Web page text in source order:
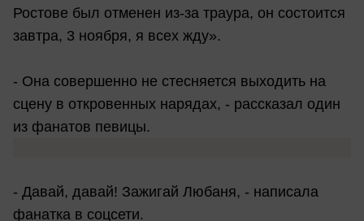
Ростове был отменен из-за траура, он состоится
завтра, 3 ноября, я всех жду».
- Она совершенно не стесняется выходить на
сцену в откровенных нарядах, - рассказал один
из фанатов певицы.
- Давай, давай! Зажигай Любаня, - написала
фанатка в соцсети.